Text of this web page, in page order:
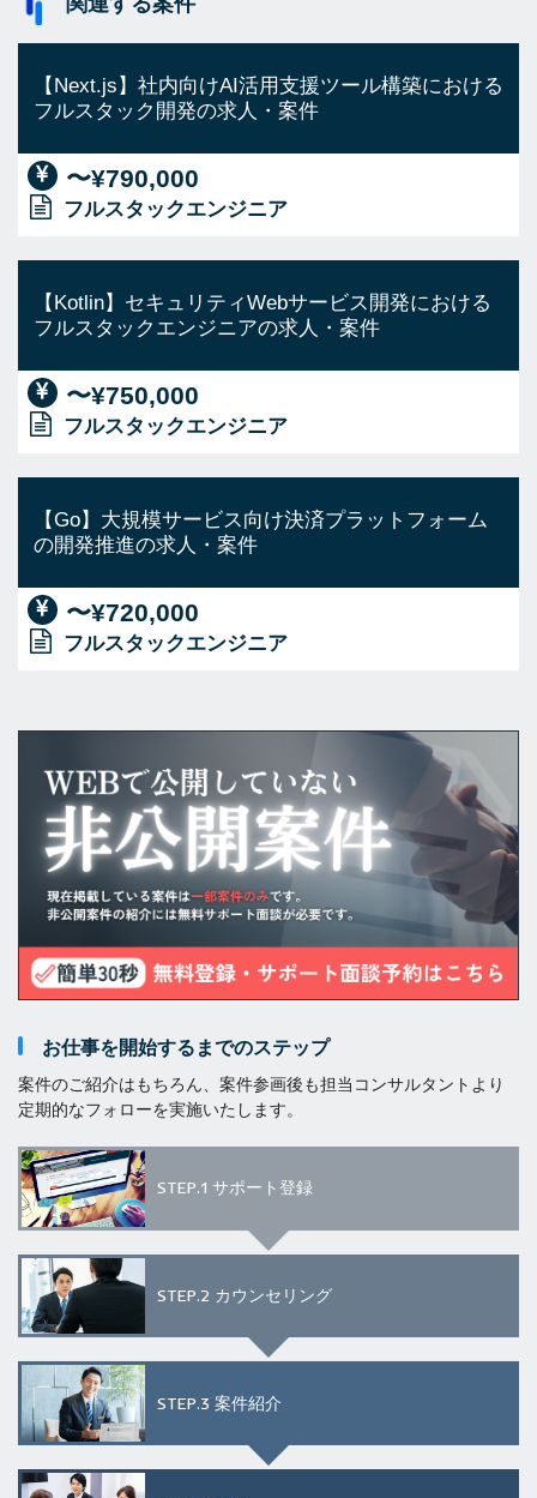
【Next.js】社内向けAI活用支援ツール構築における
フルスタック開発の求人・案件
〜¥790,000
フルスタックエンジニア
【Kotlin】セキュリティWebサービス開発における
フルスタックエンジニアの求人・案件
〜¥750,000
フルスタックエンジニア
【Go】大規模サービス向け決済プラットフォーム
の開発推進の求人・案件
〜¥720,000
フルスタックエンジニア
お仕事を開始するまでのステップ
案件のご紹介はもちろん、案件参画後も担当コンサルタントより
定期的なフォローを実施いたします。
STEP.1 サポート登録
STEP.2 カウンセリング
STEP.3 案件紹介